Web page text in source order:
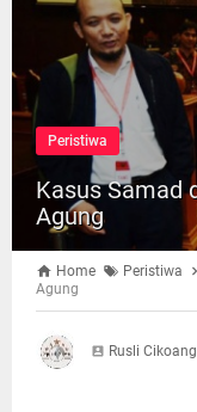
Peristiwa
Kasus Samad
Agung
Home Peristiwa
Agung
Rusli Cikoang